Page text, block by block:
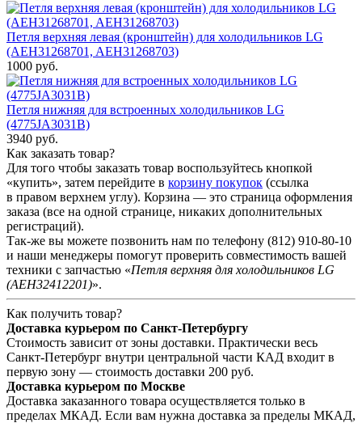
Петля верхняя левая (кронштейн) для холодильников LG
(AEH31268701, AEH31268703)
1000 руб.
Петля нижняя для встроенных холодильников LG
(4775JA3031B)
3940 руб.
Как заказать товар?
Для того чтобы заказать товар воспользуйтесь кнопкой
«купить», затем перейдите в корзину покупок (ссылка
в правом верхнем углу). Корзина — это страница оформления
заказа (все на одной странице, никаких дополнительных
регистраций).
Так-же вы можете позвонить нам по телефону (812) 910-80-10
и наши менеджеры помогут проверить совместимость вашей
техники с запчастью «Петля верхняя для холодильников LG
(AEH32412201)».
Как получить товар?
Доставка курьером по Санкт-Петербургу
Стоимость зависит от зоны доставки. Практически весь
Санкт-Петербург внутри центральной части КАД входит в
первую зону — стоимость доставки 200 руб.
Доставка курьером по Москве
Доставка заказанного товара осуществляется только в
пределах МКАД. Если вам нужна доставка за пределы МКАД,